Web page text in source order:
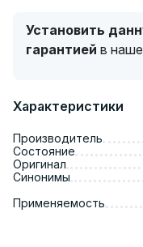
Установить
гарантией в
Характеристики
Производитель
Состояние
Оригинал
Синонимы
Применяемость